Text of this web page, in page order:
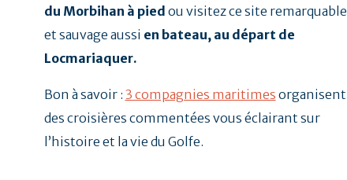
du Morbihan à pied ou visitez ce site remarquable
et sauvage aussi en bateau, au départ de
Locmariaquer.
Bon à savoir : 3 compagnies maritimes organisent
des croisières commentées vous éclairant sur
l’histoire et la vie du Golfe.